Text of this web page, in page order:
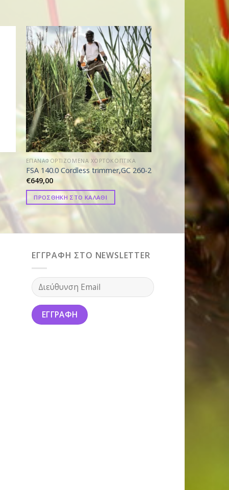
ΕΠΑΝΑΦΟΡΤΙΖΟΜΕΝΑ ΧΟΡΤΟΚΟΠΤΙΚΑ
FSA 140.0 Cordless trimmer,GC 260-2
€649,00
ΠΡΟΣΘΗΚΗ ΣΤΟ ΚΑΛΑΘΙ
ΕΠΑΝΑΦΟΡΤΙΖΟΜΕΝΑ
Επαν/νο
119,00
ΠΡΟΣΘΗΚΗ ΣΤΟ
ΕΓΓΡΑΦΗ ΣΤΟ NEWSLETTER